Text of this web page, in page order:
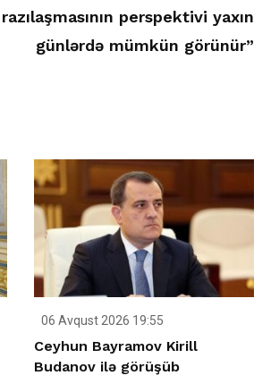
perspektivi yaxın
günlərdə mümkün görünür”
06 Avqust 2026 19:55
Ceyhun Bayramov Kirill
Budanov ilə görüşüb